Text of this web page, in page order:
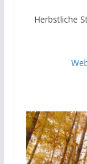
Herbstliche